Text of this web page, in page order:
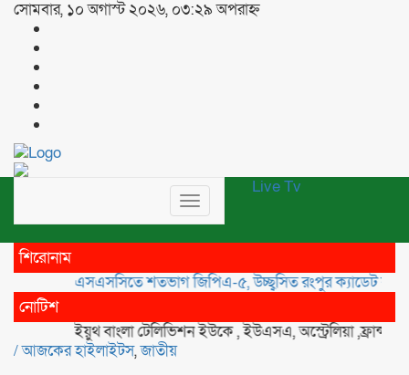
সোমবার, ১০ অগাস্ট ২০২৬, ০৩:২৯ অপরাহ্ন
Toggle
navigation
Live Tv
শিরোনাম
এসএসসিতে শতভাগ জিপিএ-৫, উচ্ছ্বসিত রংপুর ক্যাডেট কলেজ
নোটিশ
ইয়ুথ বাংলা টেলিভিশন ইউকে , ইউএসএ, অস্ট্রেলিয়া ,ফ্রান্স,
/আজকের হাইলাইটস,জাতীয়